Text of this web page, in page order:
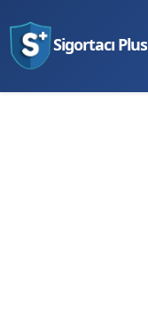
Sigortacı Plus